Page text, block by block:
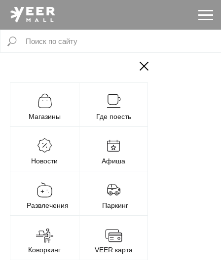
Магазины Где поесть
Новости
Паркинг
Афиша
Развлечения
VEER карта
Коворкинг